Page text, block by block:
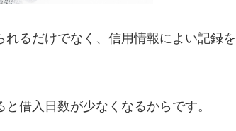
るだけでなく、信用情報によい記録を
借入日数が少なくなるからです。